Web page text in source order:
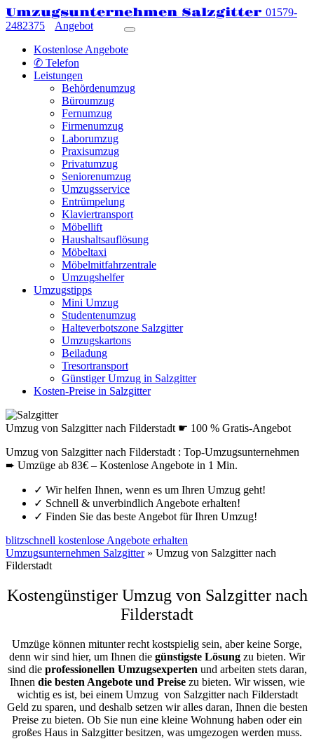
Umzugsunternehmen Salzgitter 01579-
2482375
Angebot
Kostenlose Angebote
✆ Telefon
Leistungen
Behördenumzug
Büroumzug
Fernumzug
Firmenumzug
Laborumzug
Praxisumzug
Privatumzug
Seniorenumzug
Umzugsservice
Entrümpelung
Klaviertransport
Möbellift
Haushaltsauflösung
Möbeltaxi
Möbelmitfahrzentrale
Umzugshelfer
Umzugstipps
Mini Umzug
Studentenumzug
Halteverbotszone Salzgitter
Umzugskartons
Beiladung
Tresortransport
Günstiger Umzug in Salzgitter
Kosten-Preise in Salzgitter
Umzug von Salzgitter nach Filderstadt ☛ 100 % Gratis-Angebot
Umzug von Salzgitter nach Filderstadt : Top-Umzugsunternehmen
➨ Umzüge ab 83€ – Kostenlose Angebote in 1 Min.
✓ Wir helfen Ihnen, wenn es um Ihren Umzug geht!
✓ Schnell & unverbindlich Angebote erhalten!
✓ Finden Sie das beste Angebot für Ihren Umzug!
blitzschnell kostenlose Angebote erhalten
Umzugsunternehmen Salzgitter» Umzug von Salzgitter nach
Filderstadt
Kostengünstiger Umzug von Salzgitter nach
Filderstadt
Umzüge können mitunter recht kostspielig sein, aber keine Sorge,
denn wir sind hier, um Ihnen die günstigste Lösung zu bieten. Wir
sind die professionellen Umzugsexperten und arbeiten stets daran,
Ihnen die besten Angebote und Preisezu bieten. Wir wissen, wie
wichtig es ist, bei einem Umzug von Salzgitter nach Filderstadt
Geld zu sparen, und deshalb setzen wir alles daran, Ihnen die besten
Preise zu bieten. Ob Sie nun eine kleine Wohnung haben oder ein
großes Haus in Salzgitter besitzen, was umgezogen werden muss.